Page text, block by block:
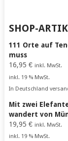
SHOP-
111 Orte auf
muss
16,95 € inkl. MwSt.
inkl. 19 % MwSt.
In Deutschland
Mit zwei
wandert von
19,95 € inkl. MwSt.
inkl. 19 % MwSt.